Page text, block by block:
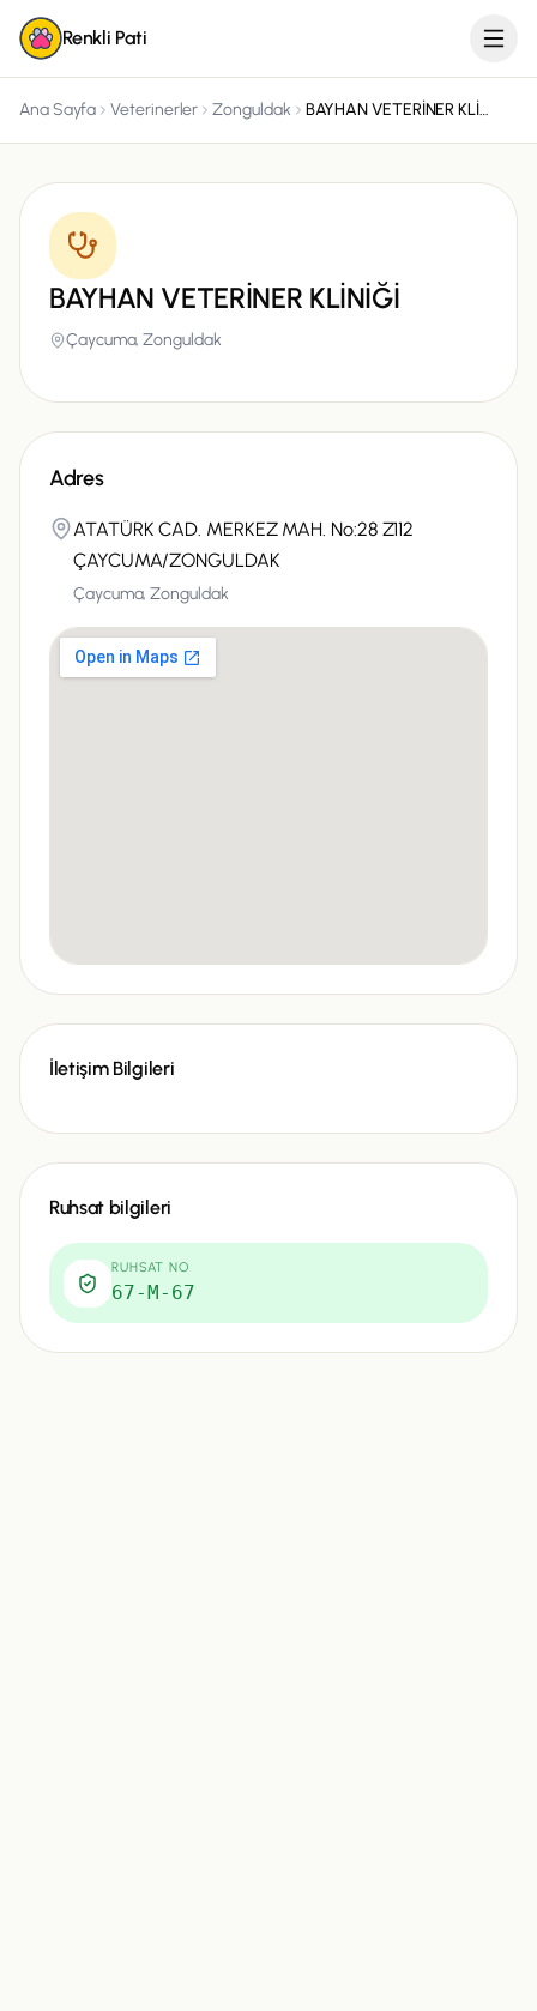
Renkli Pati
Ana Sayfa Veterinerler Zonguldak BAYHAN VETERİNER KLİNİĞİ
BAYHAN VETERİNER KLİNİĞİ
Çaycuma,Zonguldak
Adres
ATATÜRK CAD. MERKEZ MAH. No:28 Z112
ÇAYCUMA/ZONGULDAK
Çaycuma,Zonguldak
İletişim Bilgileri
Ruhsat bilgileri
RUHSAT NO
67-M-67